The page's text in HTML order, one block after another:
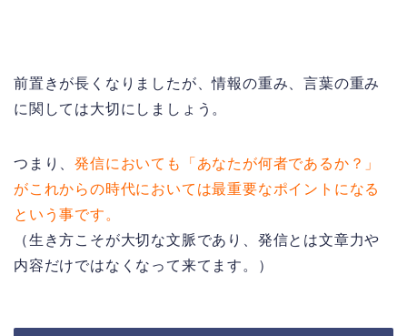
前置きが長くなりましたが、情報の重み、言葉の重み
に関しては大切にしましょう。
つまり、発信においても「あなたが何者であるか？」
がこれからの時代においては最重要なポイントになる
という事です。
（生き方こそが大切な文脈であり、発信とは文章力や
内容だけではなくなって来てます。）